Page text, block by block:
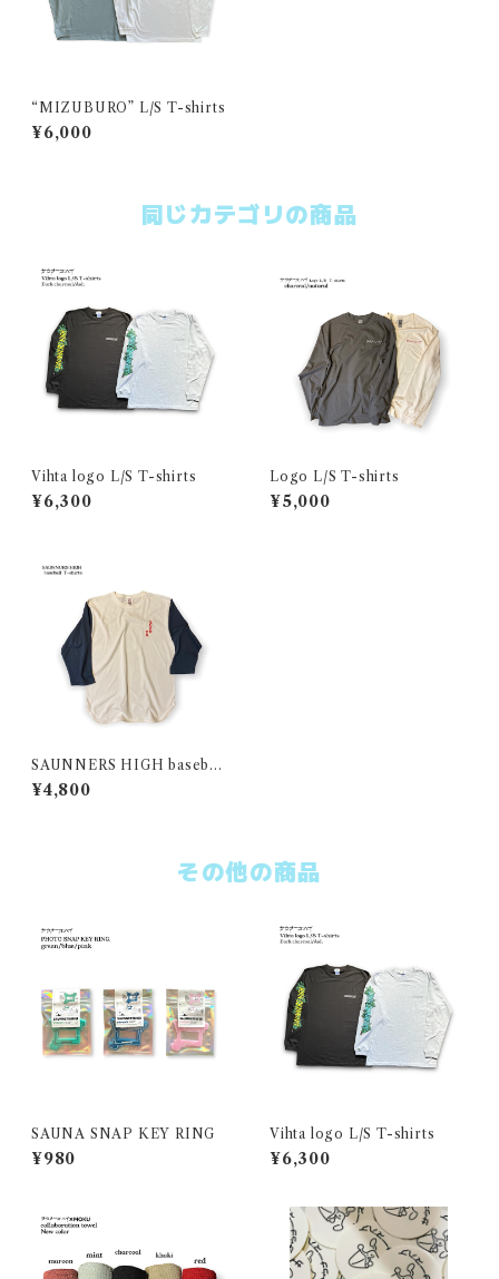
“MIZUBURO” L/S T-shirts
¥6,000
同じカテゴリの商品
Vihta logo L/S T-shirts
¥6,300
Logo L/S T-shirts
¥5,000
SAUNNERS HIGH baseball
T-shirts
¥4,800
その他の商品
SAUNA SNAP KEY RING
¥980
Vihta logo L/S T-shirts
¥6,300